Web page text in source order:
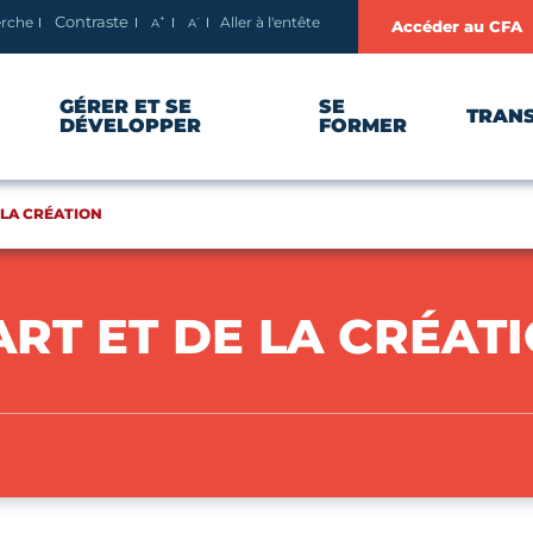
Contraste A+
Agrandir le texte
A-
Réduire le texte
Aller à l'entête Accéder au CFA
GÉRER ET SE
DÉVELOPPER
SE
FORMER
CRÉATION
ET DE LA